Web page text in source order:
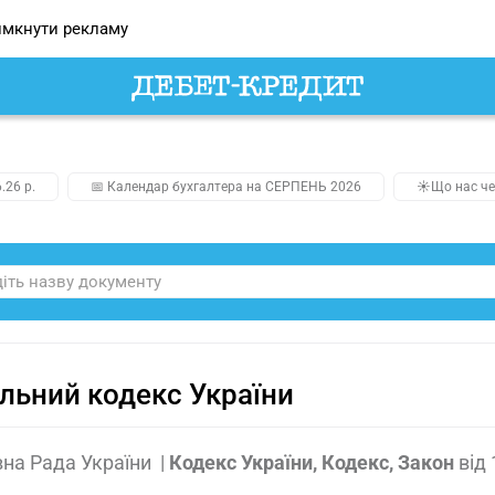
рекламу
р. 📅 Календар бухгалтера на СЕРПЕНЬ 2026 ☀️Що нас
кодекс України
Рада України | Кодекс України, Кодекс, Закон від